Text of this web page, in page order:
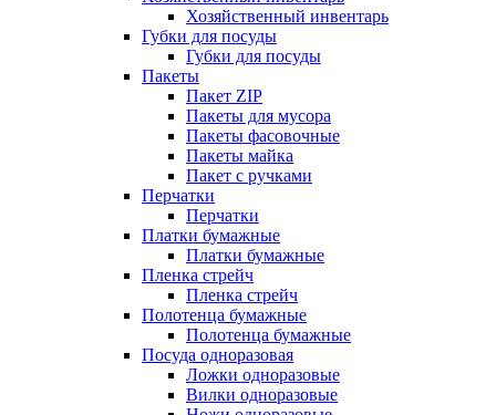
Хозяйственный инвентарь
Губки для посуды
Губки для посуды
Пакеты
Пакет ZIP
Пакеты для мусора
Пакеты фасовочные
Пакеты майка
Пакет с ручками
Перчатки
Перчатки
Платки бумажные
Платки бумажные
Пленка стрейч
Пленка стрейч
Полотенца бумажные
Полотенца бумажные
Посуда одноразовая
Ложки одноразовые
Вилки одноразовые